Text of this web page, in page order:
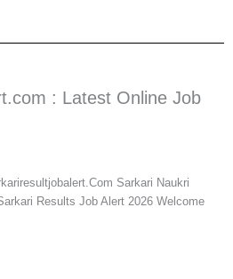
: Latest Online Job
Sarkari Naukri
Results Job Alert 2026 Welcome